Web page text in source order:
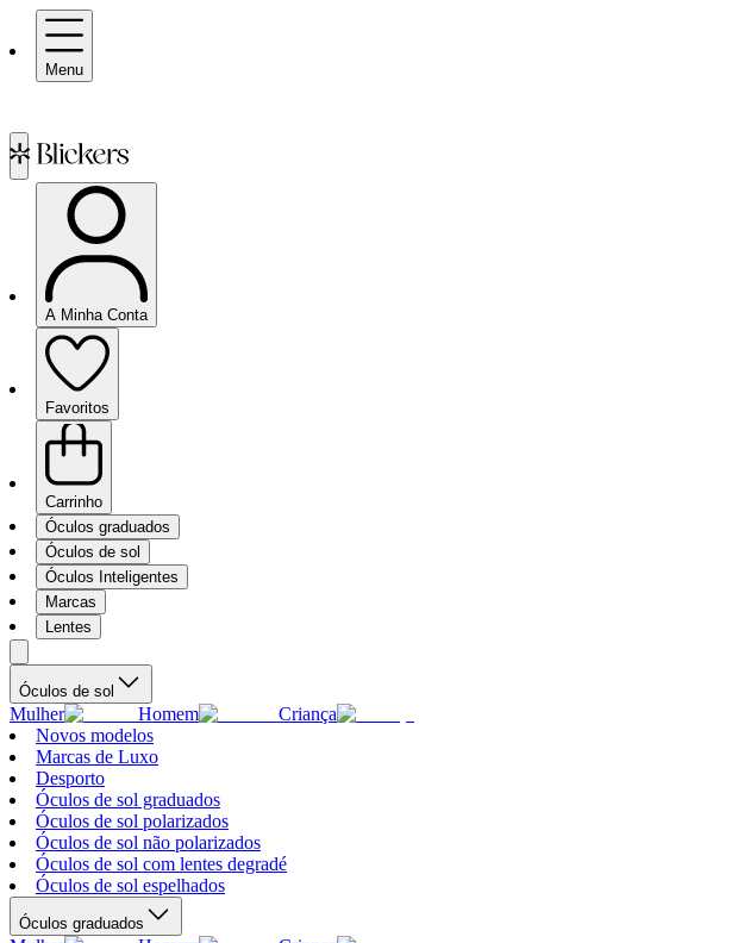
Menu
A Minha Conta
Favoritos
Carrinho
Óculos graduados
Óculos de sol
Óculos Inteligentes
Marcas
Lentes
Óculos de sol
Mulher Homem
Criança
Novos modelos
Marcas de Luxo
Desporto
Óculos de sol graduados
Óculos de sol polarizados
Óculos de sol não polarizados
Óculos de sol com lentes degradé
Óculos de sol espelhados
Óculos graduados